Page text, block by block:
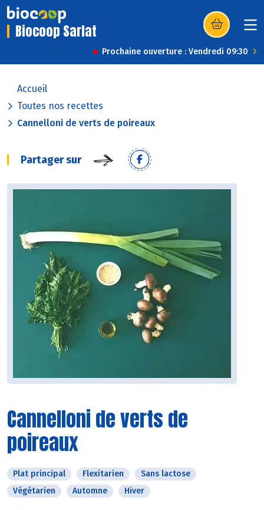
Biocoop Sarlat (s’ouvre dans
Prochaine ouverture : Vendredi 09:30
Accueil
Toutes nos recettes
Cannelloni de verts de poireaux
Partager sur
Cannelloni de verts de
poireaux
Plat principal Flexitarien
Sans lactose
Végétarien
Automne Hiver